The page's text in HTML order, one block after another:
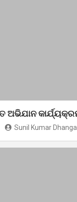
ଅଭିଯାନ
Sunil Kumar